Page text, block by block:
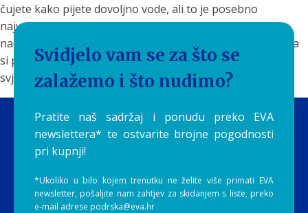
čujete kako pijete dovoljno vode, ali to je posebno
najvažnije u vrućim mjesecima. Trebali biste neprestano
nadoknađivati gubitak vode. Ostanite hidratizirani
tako da
si postavite podsjetnike za pijenje dovoljne količine vode,
svježimsmoothiejimaili sokovimakoji će vas osvježiti.
Svidjelo vam se za što se
zalažemo i što nudimo?
Pratite naš sadržaj i ponudu preko EVA
newslettera* te ostvarite brojne pogodnosti
pri kupnji!
*Ukoliko u bilo kojem trenutku ne želite više primati EVA
newsletter, pošaljite nam zahtjev za skidanjem s liste, preko
e-mail adrese podrska@eva.hr